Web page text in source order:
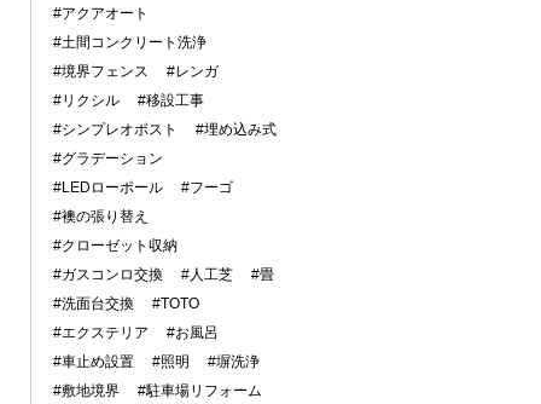
#アクアオート
#土間コンクリート洗浄
#境界フェンス
#レンガ
#リクシル
#移設工事
#シンプレオポスト
#埋め込み式
#グラデーション
#LEDローポール
#フーゴ
#襖の張り替え
#クローゼット収納
#ガスコンロ交換
#人工芝
#畳
#洗面台交換
#TOTO
#エクステリア
#お風呂
#車止め設置
#照明
#塀洗浄
#敷地境界
#駐車場リフォーム